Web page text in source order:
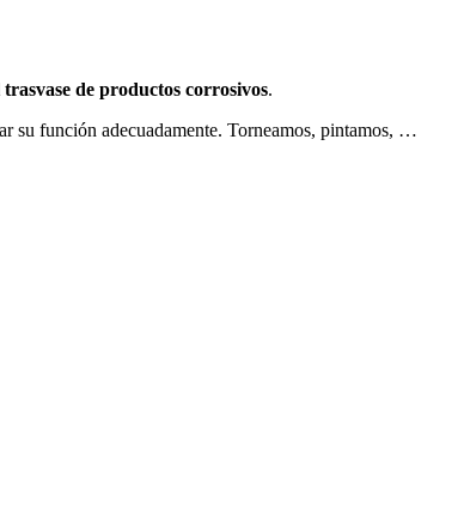
de productos corrosivos.
su función adecuadamente. Torneamos, pintamos, …